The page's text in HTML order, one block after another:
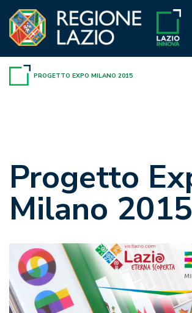
contenuto
PROGETTO EXPO MILANO 2015
Progetto
Milano 2015